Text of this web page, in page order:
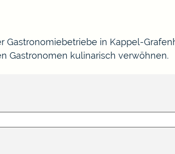
Gastronomiebetriebe in Kappel-
Gastronomen kulinarisch verwöhnen.